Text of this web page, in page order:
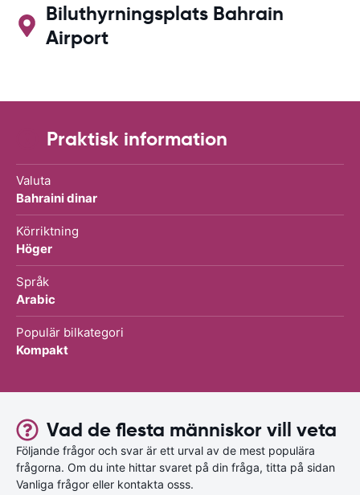
Biluthyrningsplats Bahrain
Airport
Praktisk information
Valuta
Bahraini dinar
Körriktning
Höger
Språk
Arabic
Populär bilkategori
Kompakt
Vad de flesta människor vill veta
Följande frågor och svar är ett urval av de mest populära
frågorna. Om du inte hittar svaret på din fråga, titta på sidan
Vanliga frågor eller kontakta osss.